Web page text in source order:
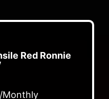
Red Ronnie
/Monthly